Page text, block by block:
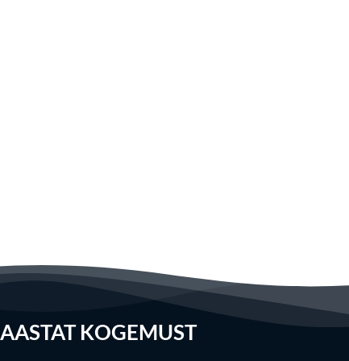
AASTAT KOGEMUST